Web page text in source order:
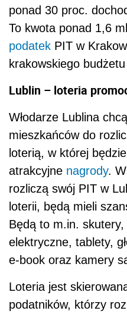
ponad 30 proc.
To kwota ponad 1,6
podatek PIT w
krakowskiego
Lublin – loteria
Włodarze Lublina
mieszkańców do
loterią, w której
atrakcyjne nagrody.
rozliczą swój PIT w
loterii, będą mieli
Będą to m.in.
elektryczne, tablety,
e-book oraz kamery
Loteria jest
podatników, którzy